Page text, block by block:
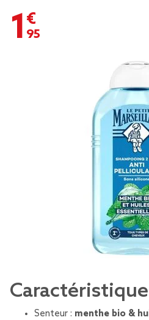
1,95 €
Senteur : menthe bio &